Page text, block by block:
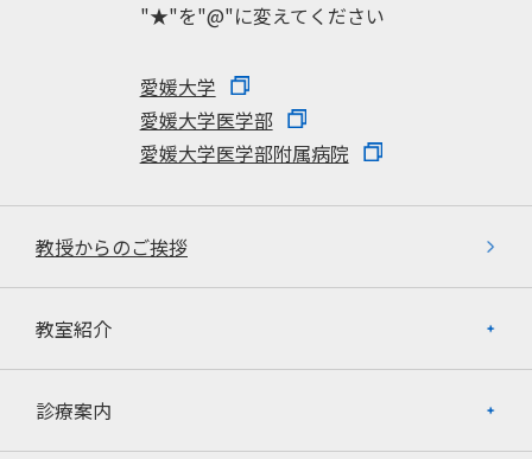
"★"を"@"に変えてください
愛媛大学
愛媛大学医学部
愛媛大学医学部附属病院
教授からのご挨拶
教室紹介
診療案内